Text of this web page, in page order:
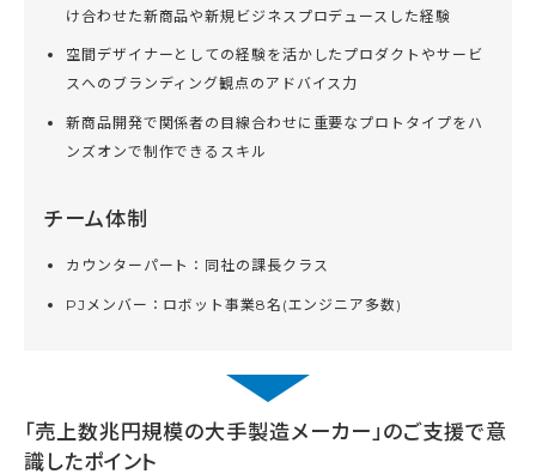
け合わせた新商品や新規ビジネスプロデュースした経験
空間デザイナーとしての経験を活かしたプロダクトやサービ
スへのブランディング観点のアドバイス力
新商品開発で関係者の目線合わせに重要なプロトタイプをハ
ンズオンで制作できるスキル
チーム体制
カウンターパート：同社の課長クラス
PJメンバー：ロボット事業8名(エンジニア多数)
「売上数兆円規模の大手製造メーカー」のご支援で意
識したポイント